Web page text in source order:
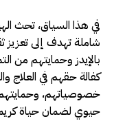
في هذا السياق، تحث
شاملة تهدف إلى تعزيز
بالإيدز وحمايتهم من
كفالة حقهم في العلاج
خصوصياتهم،
حيوي لضمان حياة